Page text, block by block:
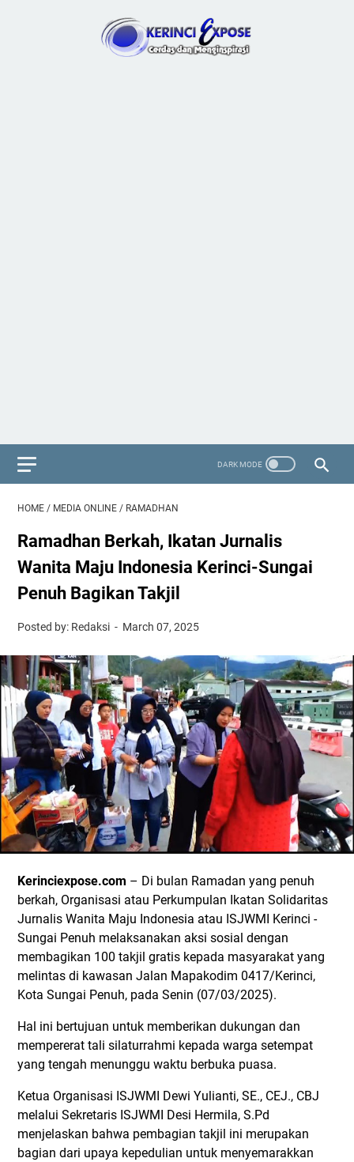
HOME / MEDIA ONLINE / RAMADHAN
Ramadhan Berkah, Ikatan Jurnalis
Wanita Maju Indonesia Kerinci-Sungai
Penuh Bagikan Takjil
Posted by: Redaksi March 07, 2025
Kerinciexpose.com – Di bulan Ramadan yang penuh
berkah, Organisasi atau Perkumpulan Ikatan Solidaritas
Jurnalis Wanita Maju Indonesia atau ISJWMI Kerinci -
Sungai Penuh melaksanakan aksi sosial dengan
membagikan 100 takjil gratis kepada masyarakat yang
melintas di kawasan Jalan Mapakodim 0417/Kerinci,
Kota Sungai Penuh, pada Senin (07/03/2025).
Hal ini bertujuan untuk memberikan dukungan dan
mempererat tali silaturrahmi kepada warga setempat
yang tengah menunggu waktu berbuka puasa.
Ketua Organisasi ISJWMI Dewi Yulianti, SE., CEJ., CBJ
melalui Sekretaris ISJWMI Desi Hermila, S.Pd
menjelaskan bahwa pembagian takjil ini merupakan
bagian dari upaya kepedulian untuk menyemarakkan